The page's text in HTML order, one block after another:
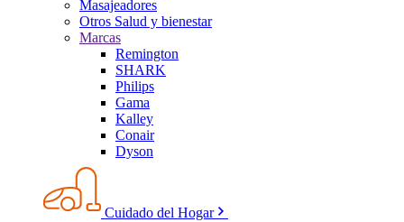
Masajeadores
Otros Salud y bienestar
Marcas
Remington
SHARK
Philips
Gama
Kalley
Conair
Dyson
Cuidado del Hogar